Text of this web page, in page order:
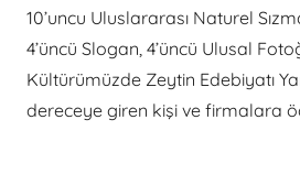
10’uncu Uluslararası Naturel
4’üncü Slogan, 4’üncü Ulusal
Kültürümüzde Zeytin Edebiyatı
dereceye giren kişi ve firmalara